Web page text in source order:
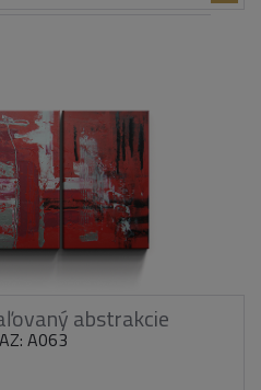
abstrakcie
A063